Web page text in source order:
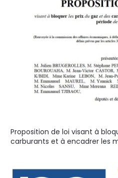
Proposition de loi visant à
carburants et à encadrer les